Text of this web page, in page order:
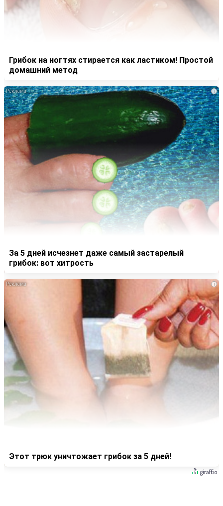
Грибок на ногтях стирается как ластиком! Простой
домашний метод
i
За 5 дней исчезнет даже самый застарелый
грибок: вот хитрость
i
Этот трюк уничтожает грибок за 5 дней!